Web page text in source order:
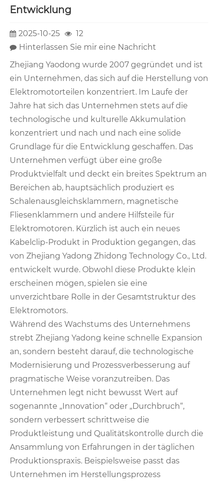
Entwicklung
2025-10-25
12
Hinterlassen Sie mir eine Nachricht
Zhejiang Yaodong wurde 2007 gegründet und ist
ein Unternehmen, das sich auf die Herstellung von
Elektromotorteilen konzentriert. Im Laufe der
Jahre hat sich das Unternehmen stets auf die
technologische und kulturelle Akkumulation
konzentriert und nach und nach eine solide
Grundlage für die Entwicklung geschaffen. Das
Unternehmen verfügt über eine große
Produktvielfalt und deckt ein breites Spektrum an
Bereichen ab, hauptsächlich produziert es
Schalenausgleichsklammern, magnetische
Fliesenklammern und andere Hilfsteile für
Elektromotoren. Kürzlich ist auch ein neues
Kabelclip-Produkt in Produktion gegangen, das
von Zhejiang Yadong Zhidong Technology Co., Ltd.
entwickelt wurde. Obwohl diese Produkte klein
erscheinen mögen, spielen sie eine
unverzichtbare Rolle in der Gesamtstruktur des
Elektromotors.
Während des Wachstums des Unternehmens
strebt Zhejiang Yadong keine schnelle Expansion
an, sondern besteht darauf, die technologische
Modernisierung und Prozessverbesserung auf
pragmatische Weise voranzutreiben. Das
Unternehmen legt nicht bewusst Wert auf
sogenannte „Innovation“ oder „Durchbruch“,
sondern verbessert schrittweise die
Produktleistung und Qualitätskontrolle durch die
Ansammlung von Erfahrungen in der täglichen
Produktionspraxis. Beispielsweise passt das
Unternehmen im Herstellungsprozess